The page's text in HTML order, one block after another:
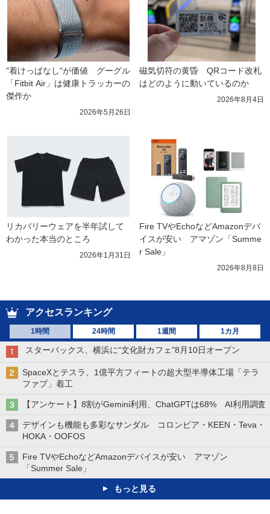
"着けっぱなし"が価値　グーグル
「Fitbit Air」は健康トラッカーの
傑作か
2026年5月26日
磁気切符の黄昏　QRコード改札
はどのように動いているのか
2026年8月4日
リカバリーウェアを半年試して
わかった本当のところ
2026年1月31日
Fire TVやEchoなどAmazonデバ
イスが安い　アマゾン「Summe
r Sale」
2026年8月8日
アクセスランキング
1時間 24時間 1週間 1カ月
スターバックス、横浜に“文化財カフェ”8月10日オープン
SpaceXとテスラ、1億平方フィートの超大型半導体工場「テラ
ファブ」着工
【アンケート】8割がGemini利用、ChatGPTは68% AI利用調査
デザインも機能も多彩なサンダル コロンビア・KEEN・Teva・
HOKA・OOFOS
Fire TVやEchoなどAmazonデバイスが安い アマゾン
「Summer Sale」
もっと見る